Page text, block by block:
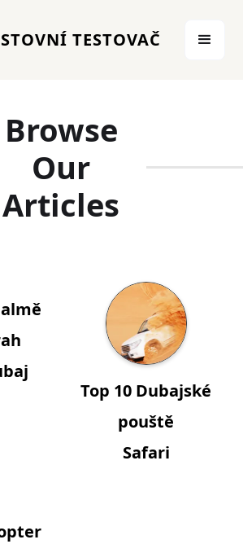
TESTOVAČ
Browse
Our
Articles
Top 10 Dubajské
pouště
Safari